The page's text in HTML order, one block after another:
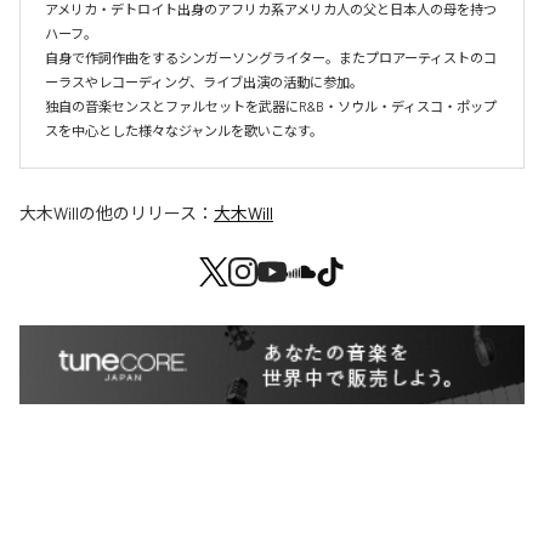
アメリカ・デトロイト出身のアフリカ系アメリカ人の父と日本人の母を持つ
ハーフ。
自身で作詞作曲をするシンガーソングライター。またプロアーティストのコ
ーラスやレコーディング、ライブ出演の活動に参加。
独自の音楽センスとファルセットを武器にR&B・ソウル・ディスコ・ポップ
スを中心とした様々なジャンルを歌いこなす。
大木Willの他のリリース： 大木Will